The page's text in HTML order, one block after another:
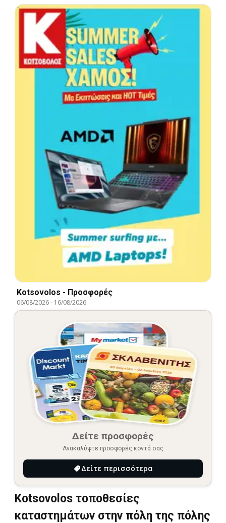
Kotsovolos - Προσφορές
06/08/2026- 16/08/2026
Δείτε προσφορές
Ανακαλύψτε προσφορές κοντά σας
Δείτε περισσότερα
Kotsovolos τοποθεσίες
καταστημάτων στην πόλη της πόλης